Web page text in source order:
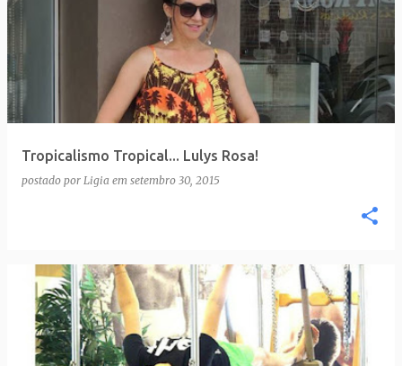
Tropicalismo Tropical... Lulys Rosa!
postado por Ligia em setembro 30, 2015